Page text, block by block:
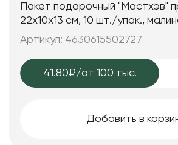
Пакет подарочный "Мастхэв" прямоугольный,
22х10х13 см, 10 шт./упак.,
Артикул: 4630615502727
41.80₽/от 100 тыс.
Добавить в